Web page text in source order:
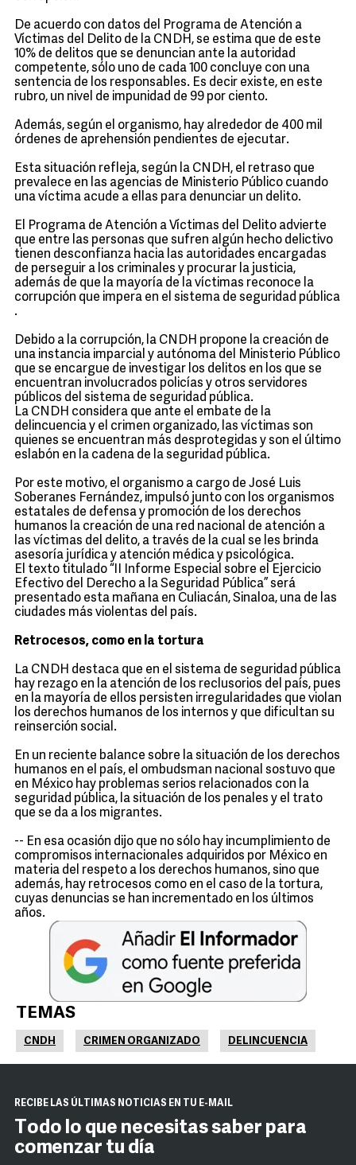
De acuerdo con datos del Programa de Atención a
Víctimas del Delito de la CNDH, se estima que de este
10% de delitos que se denuncian ante la autoridad
competente, sólo uno de cada 100 concluye con una
sentencia de los responsables. Es decir existe, en este
rubro, un nivel de impunidad de 99 por ciento.
Además, según el organismo, hay alrededor de 400 mil
órdenes de aprehensión pendientes de ejecutar.
Esta situación refleja, según la CNDH, el retraso que
prevalece en las agencias de Ministerio Público cuando
una víctima acude a ellas para denunciar un delito.
El Programa de Atención a Víctimas del Delito advierte
que entre las personas que sufren algún hecho delictivo
tienen desconfianza hacia las autoridades encargadas
de perseguir a los criminales y procurar la justicia,
además de que la mayoría de la víctimas reconoce la
corrupción que impera en el sistema de seguridad pública
.
Debido a la corrupción, la CNDH propone la creación de
una instancia imparcial y autónoma del Ministerio Público
que se encargue de investigar los delitos en los que se
encuentran involucrados policías y otros servidores
públicos del sistema de seguridad pública.
La CNDH considera que ante el embate de la
delincuencia y el crimen organizado, las víctimas son
quienes se encuentran más desprotegidas y son el último
eslabón en la cadena de la seguridad pública.
Por este motivo, el organismo a cargo de José Luis
Soberanes Fernández, impulsó junto con los organismos
estatales de defensa y promoción de los derechos
humanos la creación de una red nacional de atención a
las víctimas del delito, a través de la cual se les brinda
asesoría jurídica y atención médica y psicológica.
El texto titulado “II Informe Especial sobre el Ejercicio
Efectivo del Derecho a la Seguridad Pública” será
presentado esta mañana en Culiacán, Sinaloa, una de las
ciudades más violentas del país.
Retrocesos, como en la tortura
La CNDH destaca que en el sistema de seguridad pública
hay rezago en la atención de los reclusorios del país, pues
en la mayoría de ellos persisten irregularidades que violan
los derechos humanos de los internos y que dificultan su
reinserción social.
En un reciente balance sobre la situación de los derechos
humanos en el país, el ombudsman nacional sostuvo que
en México hay problemas serios relacionados con la
seguridad pública, la situación de los penales y el trato
que se da a los migrantes.
-- En esa ocasión dijo que no sólo hay incumplimiento de
compromisos internacionales adquiridos por México en
materia del respeto a los derechos humanos, sino que
además, hay retrocesos como en el caso de la tortura,
cuyas denuncias se han incrementado en los últimos
años.
TEMAS
CNDH CRIMEN ORGANIZADO DELINCUENCIA
RECIBE LAS ÚLTIMAS NOTICIAS EN TU E-MAIL
Todo lo que necesitas saber para
comenzar tu día